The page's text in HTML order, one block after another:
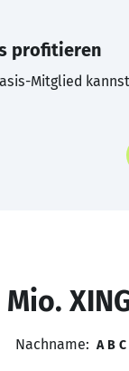
profitieren
Mitglied
Mio.
Nachname: A B C